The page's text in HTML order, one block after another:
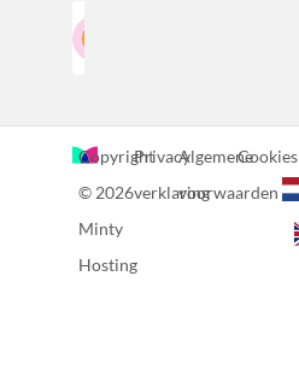
Copyright
© 2026
Minty
Hosting
Privacy
verklaring
Algemene
voorwaarden
Cookies